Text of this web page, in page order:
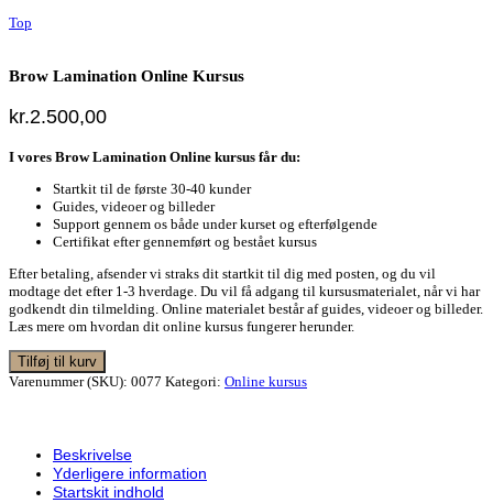
Top
Brow Lamination Online Kursus
kr.2.500,00
I vores Brow Lamination Online kursus får du:
Startkit til de første 30-40 kunder
Guides, videoer og billeder
Support gennem os både under kurset og efterfølgende
Certifikat efter gennemført og bestået kursus
Efter betaling, afsender vi straks dit startkit til dig med posten, og du vil
modtage det efter 1-3 hverdage. Du vil få adgang til kursusmaterialet, når vi har
godkendt din tilmelding. Online materialet består af guides, videoer og billeder.
Læs mere om hvordan dit online kursus fungerer herunder.
Tilføj til kurv
Varenummer (SKU): 0077 Kategori: Online kursus
Beskrivelse
Yderligere information
Startskit indhold